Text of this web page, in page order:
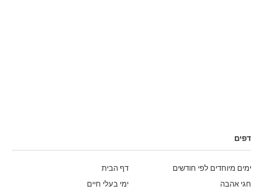
דפים
דף הבית
ימים מיוחדים לפי חודשים
ימי בעלי חיים
חגי אהבה